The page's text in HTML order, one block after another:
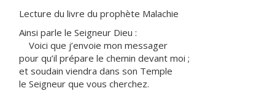
Lecture du livre du prophète Malachie
Ainsi parle le Seigneur Dieu :
Voici que j’envoie mon messager
pour qu’il prépare le chemin devant moi ;
et soudain viendra dans son Temple
le Seigneur que vous cherchez.